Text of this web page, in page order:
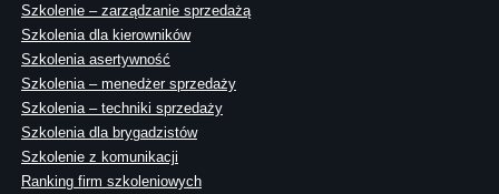
Szkolenie – zarządzanie sprzedażą
Szkolenia dla kierowników
Szkolenia asertywność
Szkolenia – menedżer sprzedaży
Szkolenia – techniki sprzedaży
Szkolenia dla brygadzistów
Szkolenie z komunikacji
Ranking firm szkoleniowych